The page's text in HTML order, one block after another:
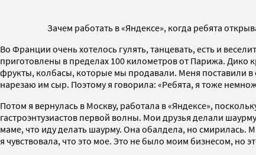
Зачем работать в «Яндексе», когда ребята
Во Франции очень хотелось гулять, танцевать, есть и
приготовлены в пределах 100 километров от Парижа. Дико
фрукты, колбасы, которые мы продавали. Меня поставили
нарезаю им сыр. Поэтому я говорила: «Ребята, я тоже
Потом я вернулась в Москву, работала в «Яндексе»,
гастроэнтузиастов первой волны. Мои друзья делали
маме, что иду делать шаурму. Она обалдела, но
я чувствовала, что это мое. Это не было моим бизнесом, но